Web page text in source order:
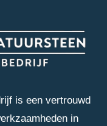
is een vertrouwd
in